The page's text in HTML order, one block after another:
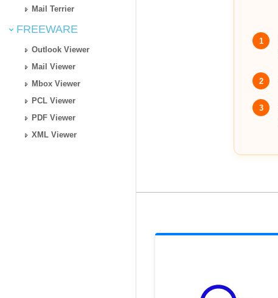
Mail Terrier
FREEWARE
Outlook Viewer
Mail Viewer
Mbox Viewer
PCL Viewer
PDF Viewer
XML Viewer
1
2
3